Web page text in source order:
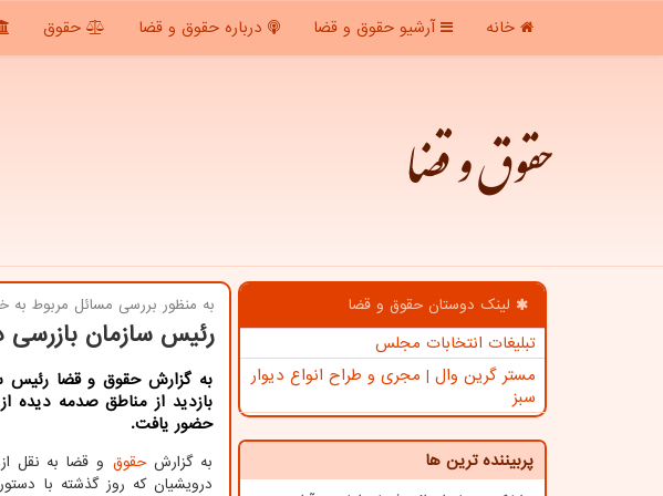
خانه آرشیو حقوق و قضا درباره حقوق و قضا حقوق
حقوق و قضا
لینک دوستان حقوق و قضا
تبلیغات انتخابات مجلس
مستر گرین وال | مجری و طراح انواع دیوار
سبز
پربیننده ترین ها
به منظور بررسی مسائل مربوط به
رئیس سازمان بازرسی
به گزارش حقوق و قضا رئیس
بازدید از مناطق صدمه دیده
حضور یافت.
به گزارشحقوق و قضا به نقل
درویشیان که روز گذشته با